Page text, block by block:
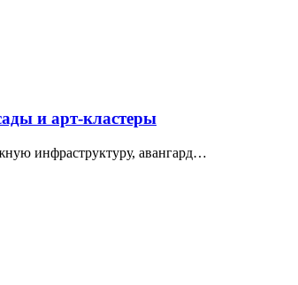
и арт-кластеры
инфраструктуру, авангард…